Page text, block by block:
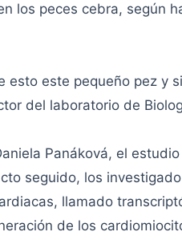
los peces cebra, según
esto este pequeño pez y
del laboratorio de
Panáková, el
seguido, los
llamado
de los